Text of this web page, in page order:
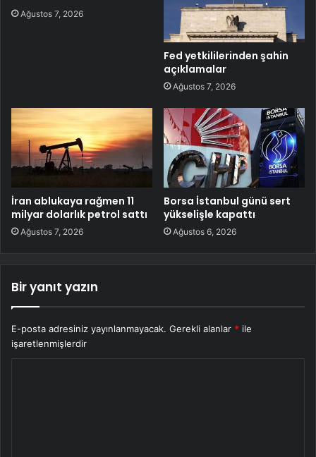
Ağustos 7, 2026
Fed yetkililerinden şahin
açıklamalar
Ağustos 7, 2026
İran ablukaya rağmen 11
milyar dolarlık petrol sattı
Ağustos 7, 2026
Borsa İstanbul günü sert
yükselişle kapattı
Ağustos 6, 2026
Bir yanıt yazın
E-posta adresiniz yayınlanmayacak. Gerekli alanlar * ile
işaretlenmişlerdir